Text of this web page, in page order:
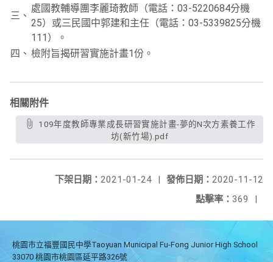
三、
處國教輔導團李麗琦教師（電話：03-5220684分機
25）或三民國中郭建和主任（電話：03-5339825分機
111）。
四、 檢附旨揭研習實施計畫1份。
相關附件
坊(新竹場).pdf
發佈日期： 2020-11-12
下架日期： 2021-01-24
|
點擊率： 369 |
桃園市立福豐國民中學Taoyuan Municipal Fu-Fong Junior High School
33070 桃園市桃園區延平路326號